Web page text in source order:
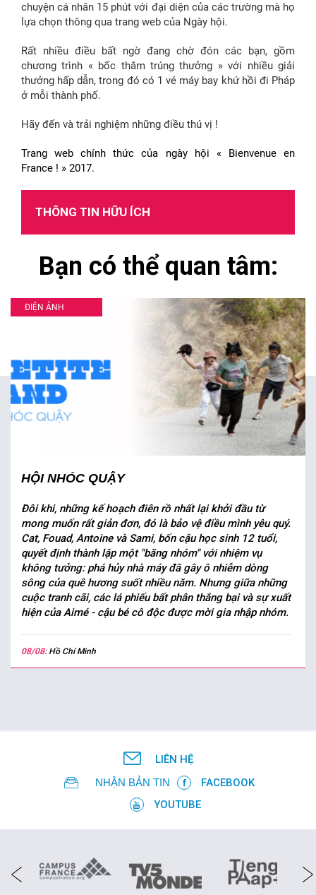
chuyện cá nhân 15 phút với đại diện của các trường mà họ
lựa chọn thông qua trang web của Ngày hội.
Rất nhiều điều bất ngờ đang chờ đón các bạn, gồm
chương trình « bốc thăm trúng thưởng » với nhiều giải
thưởng hấp dẫn, trong đó có 1 vé máy bay khứ hồi đi Pháp
ở mỗi thành phố.
Hãy đến và trải nghiệm những điều thú vị !
Trang web chính thức của ngày hội « Bienvenue en
France ! » 2017.
THÔNG TIN HỮU ÍCH
Bạn có thể quan tâm:
ĐIỆN ẢNH
HỘI NHÓC QUẬY
Đôi khi, những kế hoạch điên rồ nhất lại khởi đầu từ
mong muốn rất giản đơn, đó là bảo vệ điều mình yêu quý.
Cat, Fouad, Antoine và Sami, bốn cậu học sinh 12 tuổi,
quyết định thành lập một "băng nhóm" với nhiệm vụ
không tưởng: phá hủy nhà máy đã gây ô nhiễm dòng
sông của quê hương suốt nhiều năm. Nhưng giữa những
cuộc tranh cãi, các lá phiếu bất phân thắng bại và sự xuất
hiện của Aimé - cậu bé cô độc được mời gia nhập nhóm.
08/08: Hồ Chí Minh
LIÊN HỆ
NHẬN BẢN TIN
FACEBOOK
YOUTUBE